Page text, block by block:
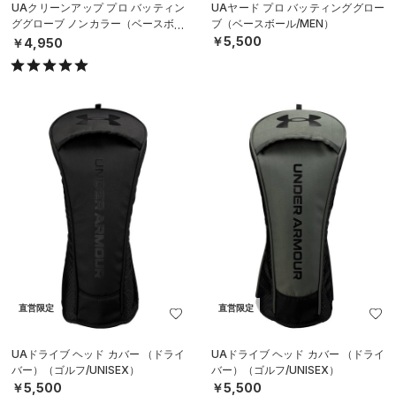
UAクリーンアップ プロ バッティン
ググローブ ノンカラー（ベースボー
ル/MEN）
￥4,950
UAヤード プロ バッティンググロー
ブ（ベースボール/MEN）
￥5,500
直営限定
UAドライブ ヘッド カバー （ドライ
バー）（ゴルフ/UNISEX）
￥5,500
直営限定
UAドライブ ヘッド カバー （ドライ
バー）（ゴルフ/UNISEX）
￥5,500